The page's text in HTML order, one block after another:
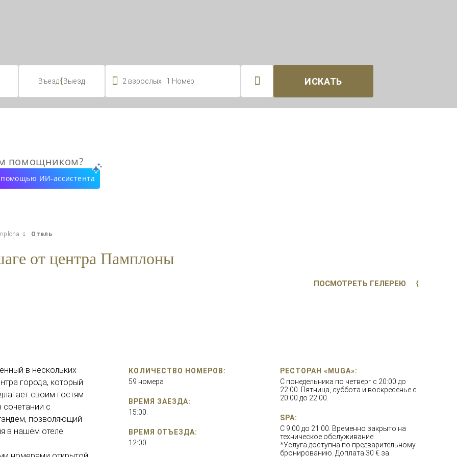
Въезд{Выезд  2 взрослых 1 Номер  ИСКАТЬ
помощником?
помощью ИИ-ассистента
Отель
от центра Памплоны
ПОСМОТРЕТЬ ГЕЛЕРЕЮ
в нескольких
города, который
своим гостям
сочетании с
позволяющий
в нашем отеле.
КОЛИЧЕСТВО НОМЕРОВ:
59 номера
ВРЕМЯ ЗАЕЗДА:
15:00.
ВРЕМЯ ОТЪЕЗДА:
12:00.
РЕСТОРАН «MUGA»:
С понедельника по четверг с 20:00 до
22:00. Пятница, суббота и воскресенье с
20:00 до 22:00.
SPA:
С 9:00 до 21:00. Временно закрыто на
техническое обслуживание.
*Услуга доступна по предварительному
бронированию. Доплата 30 € за